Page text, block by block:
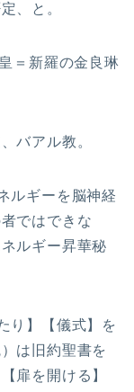
、と。
＝新羅の金良琳
ル教。
ルギーを脳神経
ではできな
ルギー昇華秘
り】【儀式】を
は旧約聖書を
扉を開ける】